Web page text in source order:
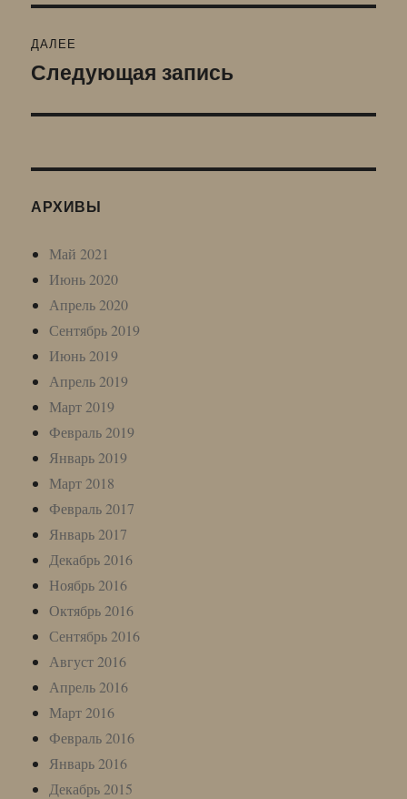
ДАЛЕЕ
Следующая
Следующая запись
АРХИВЫ
Май 2021
Июнь 2020
Апрель 2020
Сентябрь 2019
Июнь 2019
Апрель 2019
Март 2019
Февраль 2019
Январь 2019
Март 2018
Февраль 2017
Январь 2017
Декабрь 2016
Ноябрь 2016
Октябрь 2016
Сентябрь 2016
Август 2016
Апрель 2016
Март 2016
Февраль 2016
Январь 2016
Декабрь 2015